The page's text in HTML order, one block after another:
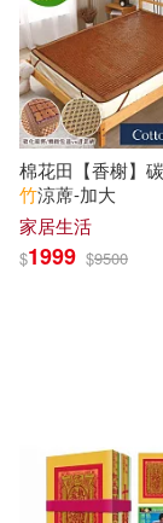
Reiji(9)
おわる(9)
しょごた
べつくさ(9)
めたる☆
ケイ・
ケンノジ
巴蜀書社
百花洲文
鳳凰出版
人民交通
棉花田【香榭】
竹涼蓆-加大
家居生活
$1999 $9500